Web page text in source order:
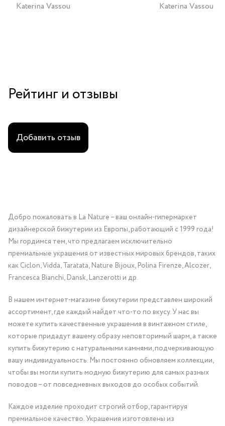
Katerina Vassou Katerina Vassou
Рейтинг и отзывы
Добавить отзыв
Добро пожаловать в La Nature – ваш онлайн-гипермаркет
дизайнерской бижутерии из Европы, работающий с 1999 года!
Мы гордимся тем, что предлагаем исключительно
премиальные украшения от известных мировых брендов, таких
как Ciclon, Vidda, Taratata, Nature Bijoux, Polina Firenze, Alcozer,
Francesca Bianchi, Dansk, Lanzerotti и др.
В нашем интернет-магазине бижутерии представлен широкий
ассортимент, где каждый найдет что-то по вкусу. У нас вы
можете купить качественные украшения в винтажном стиле,
которые придадут вашему образу неповторимый шарм, а также
купить бижутерию с натуральными камнями, подчеркивающую
вашу индивидуальность. Мы постоянно обновляем коллекции,
чтобы вы могли купить модную бижутерию для самых разных
поводов – от повседневных выходов до особых событий.
Каждое изделие проходит строгий отбор, гарантируя
премиальное качество. Украшения изготовлены из